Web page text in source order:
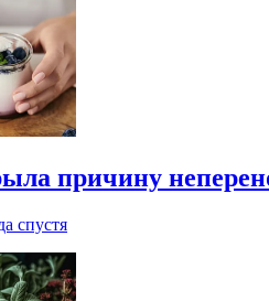
причину
спустя